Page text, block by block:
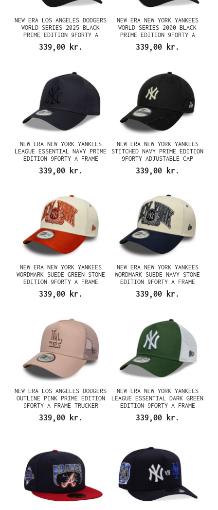
NEW ERA LOS ANGELES DODGERS
WORLD SERIES 2025 BLACK
PRIME EDITION 9FORTY A
FRAME SNAPBACK CAP
339,00 kr.
NEW ERA NEW YORK YANKEES
WORLD SERIES 2000 BLACK
PRIME EDITION 9FORTY A
FRAME SNAPBACK CAP
339,00 kr.
NEW ERA NEW YORK YANKEES
LEAGUE ESSENTIAL NAVY PRIME
EDITION 9FORTY A FRAME
SNAPBACK CAP
339,00 kr.
NEW ERA NEW YORK YANKEES
STITCHED NAVY PRIME EDITION
9FORTY ADJUSTABLE CAP
339,00 kr.
NEW ERA NEW YORK YANKEES
WORDMARK SUEDE GREEN STONE
EDITION 9FORTY A FRAME
SNAPBACK CAP
339,00 kr.
NEW ERA NEW YORK YANKEES
WORDMARK SUEDE NAVY STONE
EDITION 9FORTY A FRAME
SNAPBACK CAP
339,00 kr.
NEW ERA LOS ANGELES DODGERS
OUTLINE PINK PRIME EDITION
9FORTY A FRAME TRUCKER
SNAPBACK CAP
339,00 kr.
NEW ERA NEW YORK YANKEES
LEAGUE ESSENTIAL DARK GREEN
EDITION 9FORTY A FRAME
TRUCKER SNAPBACK CAP
339,00 kr.